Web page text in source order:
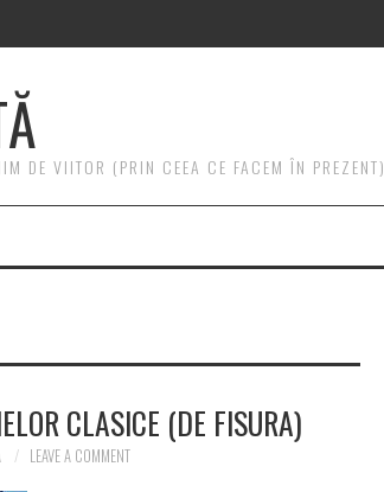
DE VIITOR (PRIN CEEA CE FACEM ÎN PREZENT)
CLASICE (DE FISURA)
LEAVE A COMMENT